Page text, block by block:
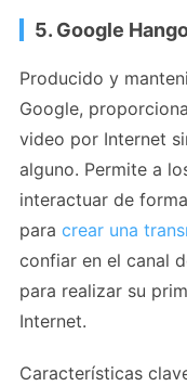
5. Google
Producido y
Google,
video por Internet
alguno. Permite a
interactuar de
para crear una
confiar en el canal
para realizar su
Internet.
Características